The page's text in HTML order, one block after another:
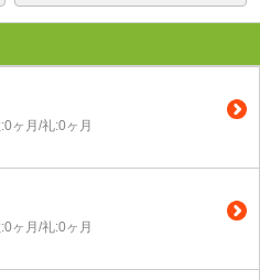
ヶ月/礼:0ヶ月
ヶ月/礼:0ヶ月